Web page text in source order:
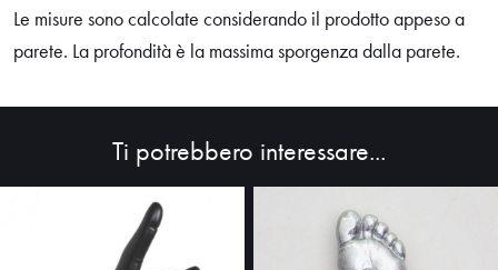
Le misure sono calcolate considerando il prodotto appeso a
parete. La profondità è la massima sporgenza dalla parete.
Ti potrebbero interessare...